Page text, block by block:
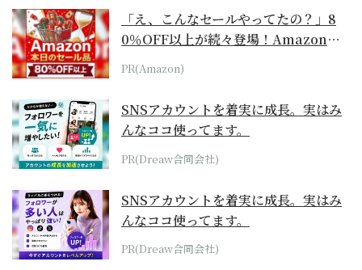
「え、こんなセールやってたの？」8
0％OFF以上が続々登場！Amazonの
本気が...
PR(Amazon)
SNSアカウントを着実に成長。実はみ
んなココ使ってます。
PR(Dreaw合同会社)
SNSアカウントを着実に成長。実はみ
んなココ使ってます。
PR(Dreaw合同会社)